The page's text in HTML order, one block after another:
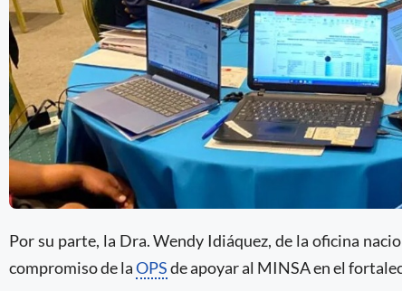
Por su parte, la Dra. Wendy Idiáquez, de la oficina
compromiso de laOPSde apoyar al MINSA en el